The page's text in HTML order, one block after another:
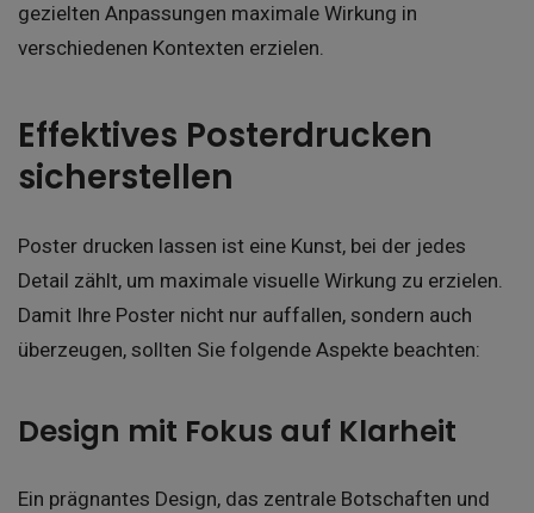
gezielten Anpassungen maximale Wirkung in
verschiedenen Kontexten erzielen.
Effektives Posterdrucken
sicherstellen
Poster drucken lassen ist eine Kunst, bei der jedes
Detail zählt, um maximale visuelle Wirkung zu erzielen.
Damit Ihre Poster nicht nur auffallen, sondern auch
überzeugen, sollten Sie folgende Aspekte beachten:
Design mit Fokus auf Klarheit
Ein prägnantes Design, das zentrale Botschaften und